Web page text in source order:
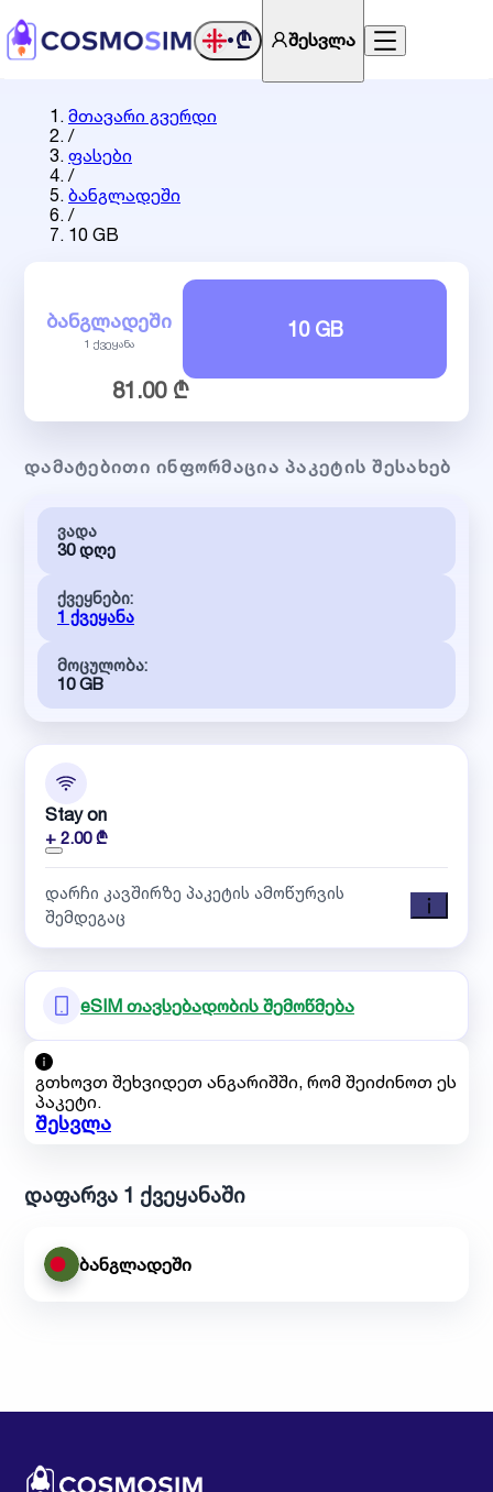
•₾ შესვლა
მთავარი გვერდი
/
ფასები
/
ბანგლადეში
/
10 GB
ᲑᲐᲜᲒᲚᲐᲓᲔᲨᲘ
1 ქვეყანა
10 GB
81.00 ₾
ᲓᲐᲛᲐᲢᲔᲑᲘᲗᲘ ᲘᲜᲤᲝᲠᲛᲐᲪᲘᲐ ᲞᲐᲙᲔᲢᲘᲡ ᲨᲔᲡᲐᲮᲔᲑ
ვადა
30 დღე
ქვეყნები:
1 ქვეყანა
მოცულობა:
10 GB
Stay on
+ 2.00 ₾
დარჩი კავშირზე პაკეტის ამოწურვის
შემდეგაც
eSIM თავსებადობის შემოწმება
გთხოვთ შეხვიდეთ ანგარიშში, რომ შეიძინოთ ეს
პაკეტი.
შესვლა
დაფარვა 1 ქვეყანაში
ბანგლადეში